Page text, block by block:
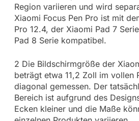
Region variieren und wird
Xiaomi Focus Pen Pro ist mit
Pro 12.4, der Xiaomi Pad 7
Pad 8 Serie kompatibel.
2 Die Bildschirmgröße der
beträgt etwa 11,2 Zoll im vollen
diagonal gemessen. Der
Bereich ist aufgrund des
Ecken kleiner und die Maße